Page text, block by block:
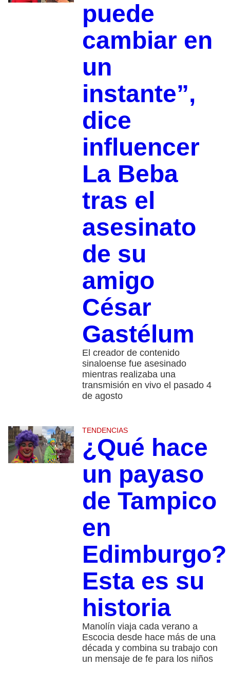
puede
cambiar en
un
instante”,
dice
influencer
La Beba
tras el
asesinato
de su
amigo
César
Gastélum
El creador de contenido
sinaloense fue asesinado
mientras realizaba una
transmisión en vivo el pasado 4
de agosto
TENDENCIAS
¿Qué hace
un payaso
de Tampico
en
Edimburgo?
Esta es su
historia
Manolín viaja cada verano a
Escocia desde hace más de una
década y combina su trabajo con
un mensaje de fe para los niños